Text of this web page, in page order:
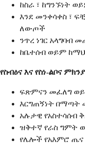
ከስራ ፣ ከግንኙነት
እንደ መንቀሳቀስ ፣
ለውጦች
ንጥረ ነገር
ከቤተሰብ ወይም
የስብዕና እና የስነ-ልቦና
ፍጽምናን መፈለግ
እርግጠኝነት
አሉታዊ የአስተሳሰብ
ዝቅተኛ የራስ ግምት
የሌሎች የአእምሮ ጤና